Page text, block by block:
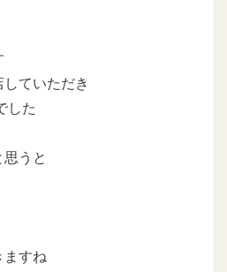
ていただき
した
うと
ますね